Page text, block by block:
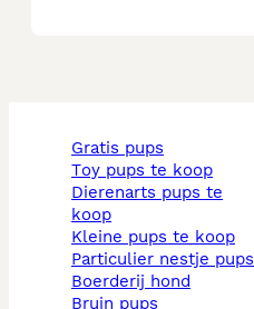
gratis pups
toy pups te koop
dierenarts pups te
koop
kleine pups te koop
particulier nestje pups
boerderij hond
bruin pups